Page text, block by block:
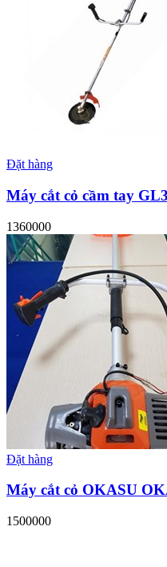
Đặt hàng
Máy cắt cỏ cầm tay
1360000
Đặt hàng
Máy cắt cỏ OKASU
1500000